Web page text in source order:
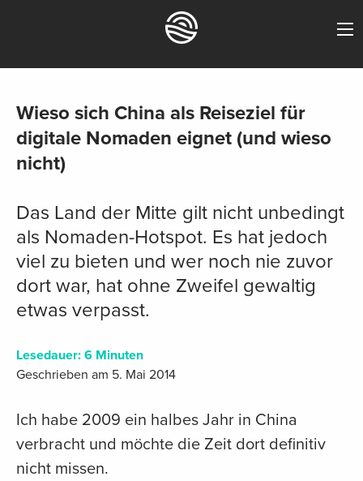
Wieso sich China als Reiseziel für
digitale Nomaden eignet (und wieso
nicht)
Das Land der Mitte gilt nicht unbedingt
als Nomaden-Hotspot. Es hat jedoch
viel zu bieten und wer noch nie zuvor
dort war, hat ohne Zweifel gewaltig
etwas verpasst.
Lesedauer:6 Minuten
Geschrieben am 5. Mai 2014
Ich habe 2009 ein halbes Jahr in China
verbracht und möchte die Zeit dort definitiv
nicht missen.